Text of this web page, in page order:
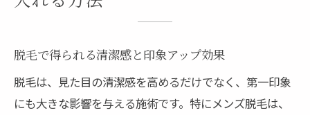
脱毛で得られる清潔感と印象アップ効果
脱毛は、見た目の清潔感を高めるだけでなく、第一印象
にも大きな影響を与える施術です。特にメンズ脱毛は、